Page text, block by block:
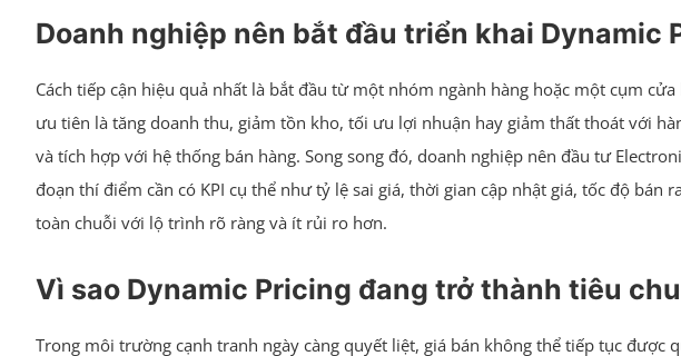
Doanh nghiệp nên bắt đầu triển khai Dynamic
Cách tiếp cận hiệu quả nhất là bắt đầu từ một nhóm ngành hàng hoặc một cụm
ưu tiên là tăng doanh thu, giảm tồn kho, tối ưu lợi nhuận hay giảm thất thoát với
và tích hợp với hệ thống bán hàng. Song song đó, doanh nghiệp nên đầu tư
đoạn thí điểm cần có KPI cụ thể như tỷ lệ sai giá, thời gian cập nhật giá, tốc độ
toàn chuỗi với lộ trình rõ ràng và ít rủi ro hơn.
Vì sao Dynamic Pricing đang trở thành tiêu
Trong môi trường cạnh tranh ngày càng quyết liệt, giá bán không thể tiếp tục